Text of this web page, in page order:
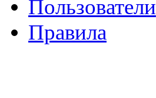
Пользователи
Правила